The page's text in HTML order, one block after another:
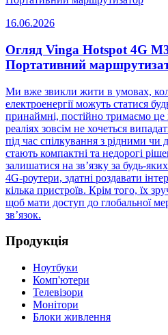
16.06.2026
Огляд Vinga Hotspot 4G
Портативний
Ми вже звикли жити в умовах,
електроенергії можуть статися
принаймні, постійно тримаємо це
реаліях зовсім не хочеться
під час спілкування з рідними чи
стають компактні та недорогі
залишатися на зв’язку за будь-
4G-роутери, здатні роздавати
кілька пристроїв. Крім того, їх
щоб мати доступ до глобальної
зв’язок.
Продукція
Ноутбуки
Комп'ютери
Телевізори
Монітори
Блоки живлення